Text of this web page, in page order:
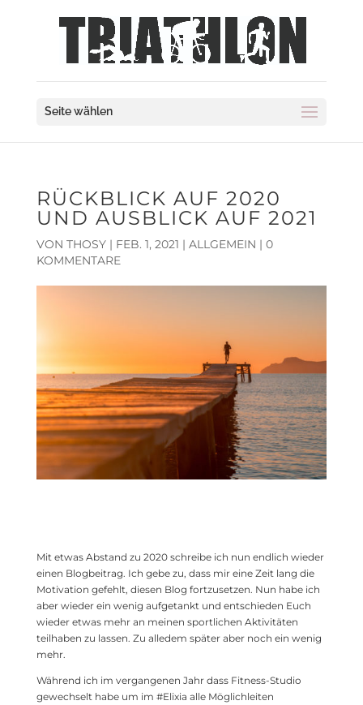
Seite wählen
RÜCKBLICK AUF 2020
UND AUSBLICK AUF 2021
VON THOSY| FEB. 1, 2021 | ALLGEMEIN | 0
KOMMENTARE
Mit etwas Abstand zu 2020 schreibe ich nun endlich wieder
einen Blogbeitrag. Ich gebe zu, dass mir eine Zeit lang die
Motivation gefehlt, diesen Blog fortzusetzen. Nun habe ich
aber wieder ein wenig aufgetankt und entschieden Euch
wieder etwas mehr an meinen sportlichen Aktivitäten
teilhaben zu lassen. Zu alledem später aber noch ein wenig
mehr.
Während ich im vergangenen Jahr dass Fitness-Studio
gewechselt habe um im #Elixia alle Möglichleiten